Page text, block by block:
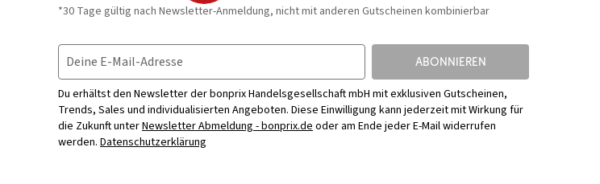
*30 Tage gültig nach Newsletter-Anmeldung, nicht mit anderen Gutscheinen kombinierbar
Deine E-Mail-Adresse ABONNIEREN
Du erhältst den Newsletter der bonprix Handelsgesellschaft mbH mit exklusiven Gutscheinen,
Trends, Sales und individualisierten Angeboten. Diese Einwilligung kann jederzeit mit Wirkung für
die Zukunft unterNewsletter Abmeldung - bonprix.deoder am Ende jeder E-Mail widerrufen
werden. Datenschutzerklärung